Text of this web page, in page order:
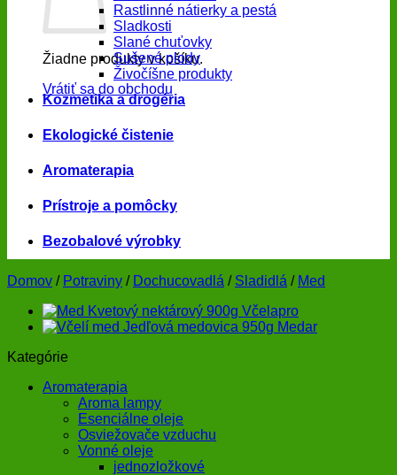
Žiadne produkty v košíku.
Vrátiť sa do obchodu
Rastlinné nátierky a pestá
Sladkosti
Slané chuťovky
Sušené plody
Živočíšne produkty
Kozmetika a drogéria
Ekologické čistenie
Aromaterapia
Prístroje a pomôcky
Bezobalové výrobky
Domov / Potraviny / Dochucovadlá / Sladidlá / Med
Kategórie
Aromaterapia
Aroma lampy
Esenciálne oleje
Osviežovače vzduchu
Vonné oleje
jednozložkové